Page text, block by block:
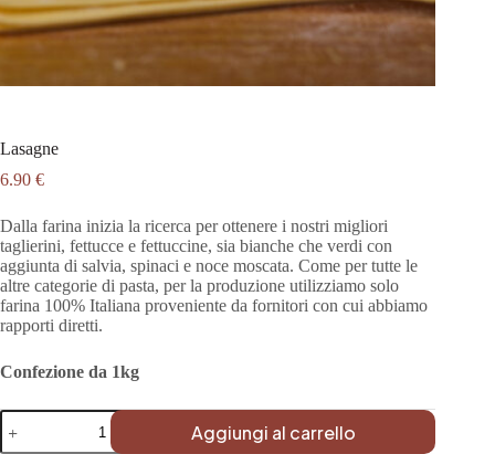
Lasagne
6.90 €
Dalla farina inizia la ricerca per ottenere i nostri migliori
taglierini, fettucce e fettuccine, sia bianche che verdi con
aggiunta di salvia, spinaci e noce moscata. Come per tutte le
altre categorie di pasta, per la produzione utilizziamo solo
farina 100% Italiana proveniente da fornitori con cui abbiamo
rapporti diretti.
Confezione da 1kg
Lasagne
quantità
Aggiungi al carrello